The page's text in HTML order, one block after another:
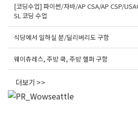
[코딩수업] 파이썬/자바/AP CSA/AP CSP/
SL 코딩 수업
식당에서 일하실 분/딜리버리도 구함
웨이츄레스, 주방 쿡, 주방 헬퍼 구함
더보기 >>